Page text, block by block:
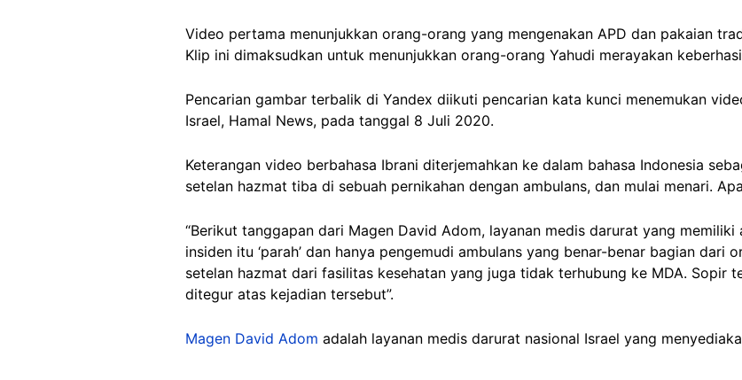
Video pertama menunjukkan orang-orang yang mengenakan APD dan pakaian
Klip ini dimaksudkan untuk menunjukkan orang-orang Yahudi merayakan
Pencarian gambar terbalik di Yandex diikuti pencarian kata kunci menemukan
Israel, Hamal News, pada tanggal 8 Juli 2020.
Keterangan video berbahasa Ibrani diterjemahkan ke dalam bahasa Indonesia
setelan hazmat tiba di sebuah pernikahan dengan ambulans, dan mulai menari.
“Berikut tanggapan dari Magen David Adom, layanan medis darurat yang
insiden itu ‘parah’ dan hanya pengemudi ambulans yang benar-benar bagian dari
setelan hazmat dari fasilitas kesehatan yang juga tidak terhubung ke MDA. Sopir
ditegur atas kejadian tersebut”.
Magen David Adom adalah layanan medis darurat nasional Israel yang